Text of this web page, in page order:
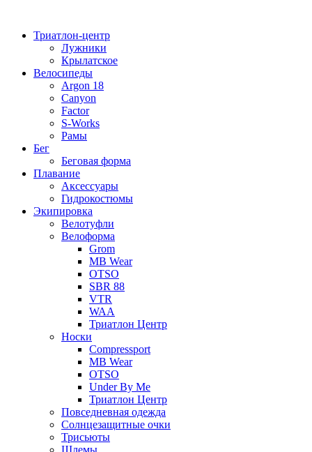
содержимому
Триатлон-центр
Лужники
Крылатское
Велосипеды
Argon 18
Canyon
Factor
S-Works
Рамы
Бег
Беговая форма
Плавание
Аксессуары
Гидрокостюмы
Экипировка
Велотуфли
Велоформа
Grom
MB Wear
OTSO
SBR 88
VTR
WAA
Триатлон Центр
Носки
Compressport
MB Wear
OTSO
Under By Me
Триатлон Центр
Повседневная одежда
Солнцезащитные очки
Трисьюты
Шлемы